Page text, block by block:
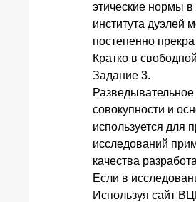
этические нормы
института дуэлей
постепенно
Кратко в
Задание 3.
совокупности и
используется для
исследований
качества
Если в
Используя сайт